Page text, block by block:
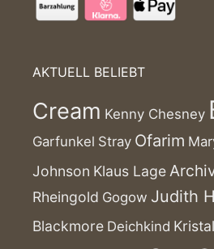
AKTUELL BELIEBT
Cream Kenny Chesney
Garfunkel Stray Ofarim
Johnson Klaus Lage
Rheingold Gogow Judith
Blackmore Deichkind